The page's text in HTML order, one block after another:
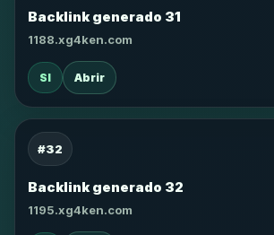
Backlink generado 31
1188.xg4ken.com
SI Abrir
#32
Backlink generado 32
1195.xg4ken.com